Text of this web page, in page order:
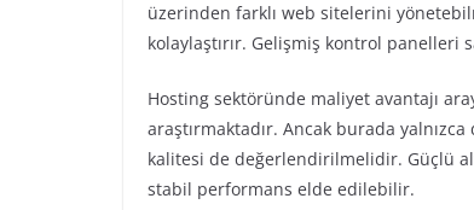
üzerinden farklı web sitelerini
kolaylaştırır. Gelişmiş kontrol
Hosting sektöründe maliyet avantajı
araştırmaktadır. Ancak burada
kalitesi de değerlendirilmelidir. Güçlü
stabil performans elde edilebilir.